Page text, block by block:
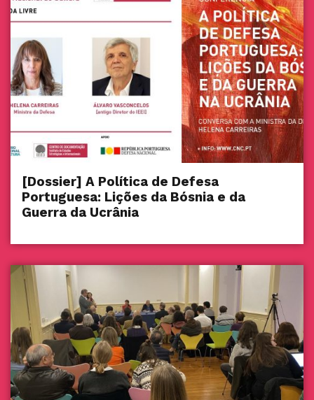
[Dossier] A Política de Defesa
Portuguesa: Lições da Bósnia e da
Guerra da Ucrânia